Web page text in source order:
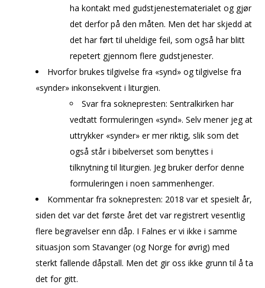
ha kontakt med gudstjenestematerialet og gjør
det derfor på den måten. Men det har skjedd at
det har ført til uheldige feil, som også har blitt
repetert gjennom flere gudstjenester.
Hvorfor brukes tilgivelse fra «synd» og tilgivelse fra
«synder» inkonsekvent i liturgien.
Svar fra soknepresten: Sentralkirken har
vedtatt formuleringen «synd». Selv mener jeg at
uttrykker «synder» er mer riktig, slik som det
også står i bibelverset som benyttes i
tilknytning til liturgien. Jeg bruker derfor denne
formuleringen i noen sammenhenger.
Kommentar fra soknepresten: 2018 var et spesielt år,
siden det var det første året det var registrert vesentlig
flere begravelser enn dåp. I Falnes er vi ikke i samme
situasjon som Stavanger (og Norge for øvrig) med
sterkt fallende dåpstall. Men det gir oss ikke grunn til å ta
det for gitt.